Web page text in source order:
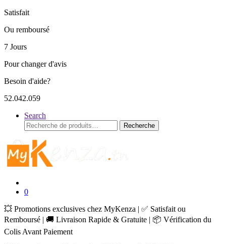
Satisfait
Ou remboursé
7 Jours
Pour changer d'avis
Besoin d'aide?
52.042.059
Search
Recherche
pour :
Recherche
0
💥 Promotions exclusives chez MyKenza | ✅ Satisfait ou
Remboursé | 🚚 Livraison Rapide & Gratuite | 📦 Vérification du
Colis Avant Paiement